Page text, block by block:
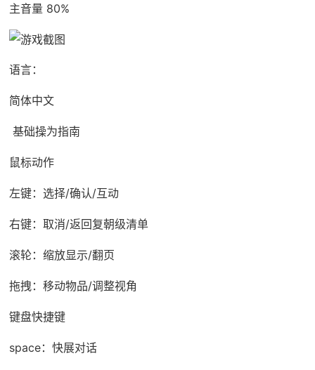
主音量 80%
语言：
简体中文
基础操为指南
鼠标动作
左键：选择/确认/互动
右键：取消/返回复朝级清单
滚轮：缩放显示/翻页
拖拽：移动物品/调整视角
键盘快捷键
space：快展对话